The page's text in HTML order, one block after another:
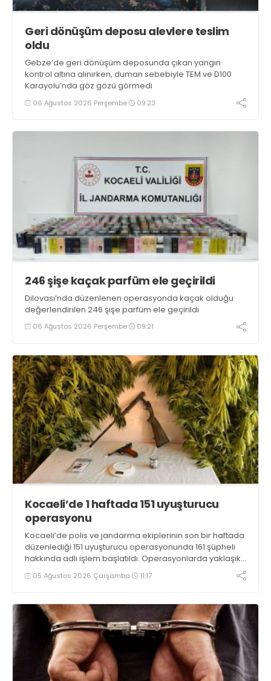
Geri dönüşüm deposu alevlere teslim
oldu
Gebze’de geri dönüşüm deposunda çıkan yangın
kontrol altına alınırken, duman sebebiyle TEM ve D100
Karayolu’nda göz gözü görmedi
06 Ağustos 2026 Perşembe 09:23
246 şişe kaçak parfüm ele geçirildi
Dilovası’nda düzenlenen operasyonda kaçak olduğu
değerlendirilen 246 şişe parfüm ele geçirildi
06 Ağustos 2026 Perşembe 09:21
Kocaeli’de 1 haftada 151 uyuşturucu
operasyonu
Kocaeli’de polis ve jandarma ekiplerinin son bir haftada
düzenlediği 151 uyuşturucu operasyonunda 161 şüpheli
hakkında adli işlem başlatıldı. Operasyonlarda yaklaşık
2 kilogram uyuşturucu madde ile 121 kök kenevir bitkisi
ele geçirilirken, 9 şüpheli tutuklandı
05 Ağustos 2026 Çarşamba 11:17